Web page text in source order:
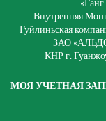
Внутренняя
Гуйлиньская
ЗАО
КНР г.
МОЯ УЧЕТНАЯ